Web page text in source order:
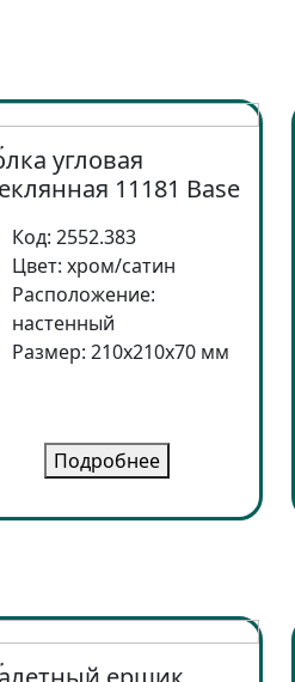
угловая
11181 Base
Код: 2552.383
Цвет: хром/сатин
Расположение:
настенный
Размер: 210x210x70 мм
Подробнее